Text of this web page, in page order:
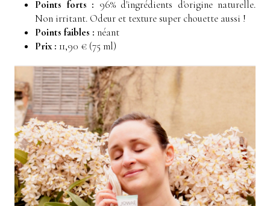
Points forts : 96% d'ingrédients d'origine naturelle.
Non irritant. Odeur et texture super chouette aussi !
Points faibles : néant
Prix : 11,90 € (75 ml)